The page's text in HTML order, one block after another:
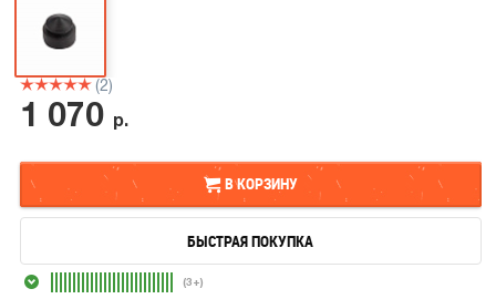
(2)
1 070 р.
В КОРЗИНУ
В КОРЗИНУ
БЫСТРАЯ ПОКУПКА
(3+)